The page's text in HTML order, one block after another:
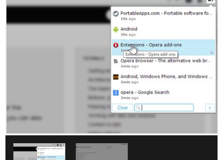
à
onglets
an
unlimited
of
side